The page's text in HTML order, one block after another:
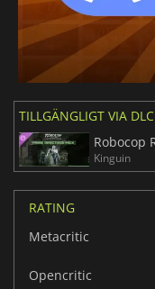
TILLGÄNGLIGT VIA DLC
Kinguin
RATING
Metacritic
Opencritic